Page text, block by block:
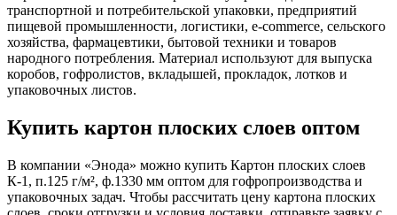
транспортной и потребительской упаковки, предприятий
пищевой промышленности, логистики, e-commerce, сельского
хозяйства, фармацевтики, бытовой техники и товаров
народного потребления. Материал используют для выпуска
коробов, гофролистов, вкладышей, прокладок, лотков и
упаковочных листов.
Купить картон плоских слоев оптом
В компании «Энода» можно купить Картон плоских слоев
К-1, п.125 г/м², ф.1330 мм оптом для гофропроизводства и
упаковочных задач. Чтобы рассчитать цену картона плоских